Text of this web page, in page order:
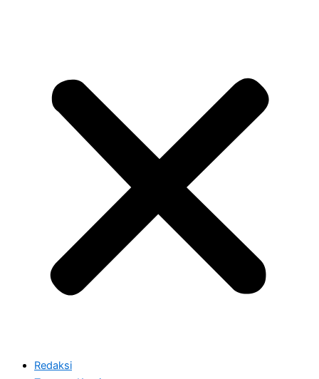
Redaksi